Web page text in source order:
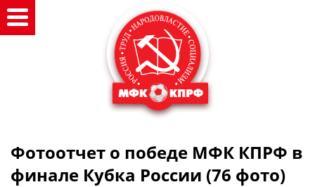
Фотоотчет о победе МФК КПРФ в
финале Кубка России (76 фото)